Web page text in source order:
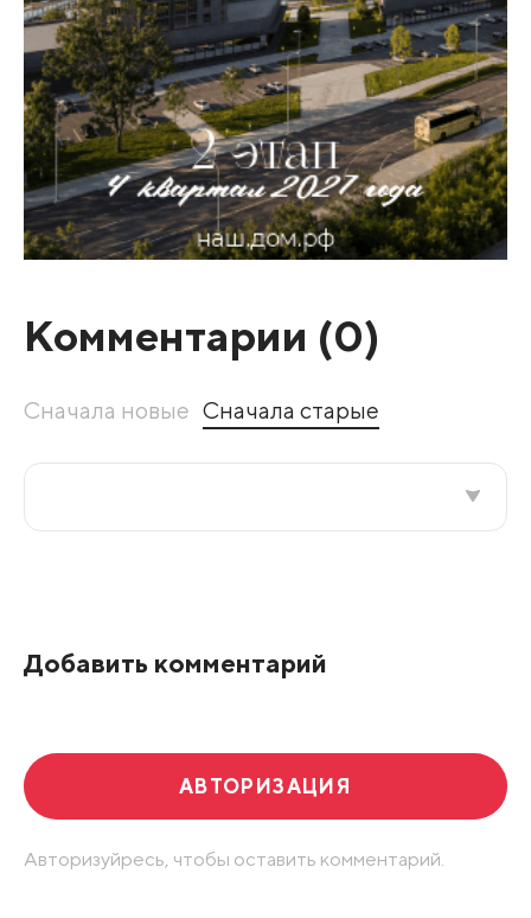
Комментарии (0)
Сначала новые Сначала старые
Добавить комментарий
АВТОРИЗАЦИЯ
Авторизуйресь, чтобы оставить комментарий.